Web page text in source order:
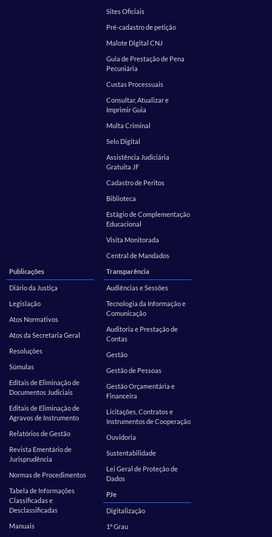
Sites Oficiais
Pré-cadastro de petição
Malote Digital CNJ
Guia de Prestação de Pena
Pecuniária
Custas Processuais
Consultar, Atualizar e
Imprimir Guia
Multa Criminal
Selo Digital
Assistência Judiciária
Gratuita JF
Cadastro de Peritos
Biblioteca
Estágio de Complementação
Educacional
Visita Monitorada
Central de Mandados
Publicações
Diário da Justiça
Legislação
Atos Normativos
Atos da Secretaria Geral
Resoluções
Súmulas
Editais de Eliminação de
Documentos Judiciais
Editais de Eliminação de
Agravos de Instrumento
Relatórios de Gestão
Revista Ementário de
Jurisprudência
Normas de Procedimentos
Tabela de Informações
Classificadas e
Desclassificadas
Manuais
Transparência
Audiências e Sessões
Tecnologia da Informação e
Comunicação
Auditoria e Prestação de
Contas
Gestão
Gestão de Pessoas
Gestão Orçamentária e
Financeira
Licitações, Contratos e
Instrumentos de Cooperação
Ouvidoria
Sustentabilidade
Lei Geral de Proteção de
Dados
PJe
Digitalização
1º Grau